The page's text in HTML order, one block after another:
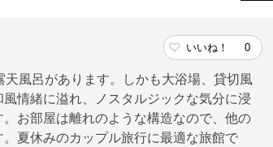
いいね！ 0
風呂があります。しかも大浴場、貸切風
情緒に溢れ、ノスタルジックな気分に浸
お部屋は離れのような構造なので、他の
夏休みのカップル旅行に最適な旅館で